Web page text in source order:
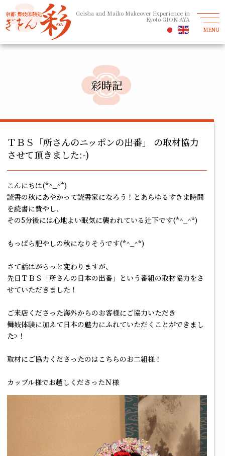
京都 舞妓体験処 Geisha and Maiko Makeover Experience in
Kyoto GION AYA
MENU
彩時記
ＴＢＳ「所さんのニッポンの出番」 の取材協力
させて頂きました:-)
こんにちは(*^_^*)
読書の秋にあやかって読書家になろう！とあらゆるすきま時間
を読書に費やし、
その5分後には心地よい眠気に襲われている辻下です(*^_^*)
もっぱら肥やしの秋になりそうです(*^_^*)
さて話はがらっと変わりますが、
先日ＴＢＳ「所さんの日本の出番」という番組の取材協力をさ
せていただきました！
ご来店くださった海外からのお客様にご協力いただき
舞妓体験に加えて日本の魅力にふれていただくことができまし
た>！
取材にご協力くださったのはこちらのお二組様！
カップル様でお越しくださったＮ様